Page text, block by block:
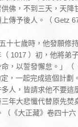
佛，不到三天，天降
傳予後人。（ Getz 67
十七歲時，他發願修
1017 ）初，他將弟
，以誓發懈怠。」
，一起完成這個計
人，皆請求他不要
年大悲懺代替原先
《大正藏》卷四十六